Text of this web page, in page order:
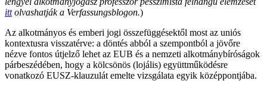
ittolvashatják a Verfassungsblogon.)
Az alkotmányos és emberi jogi összefüggésektől most az uniós
kontextusra visszatérve: a döntés abból a szempontból a jövőre
nézve fontos útjelző lehet az EUB és a nemzeti alkotmánybíróságok
párbeszédében, hogy a kölcsönös (lojális) együttműködésre
vonatkozó EUSZ-klauzulát emelte vizsgálata egyik középpontjába.